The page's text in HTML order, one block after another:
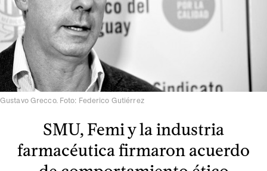
Gustavo Grecco. Foto: Federico Gutiérrez
SMU, Femi y la industria
farmacéutica firmaron acuerdo